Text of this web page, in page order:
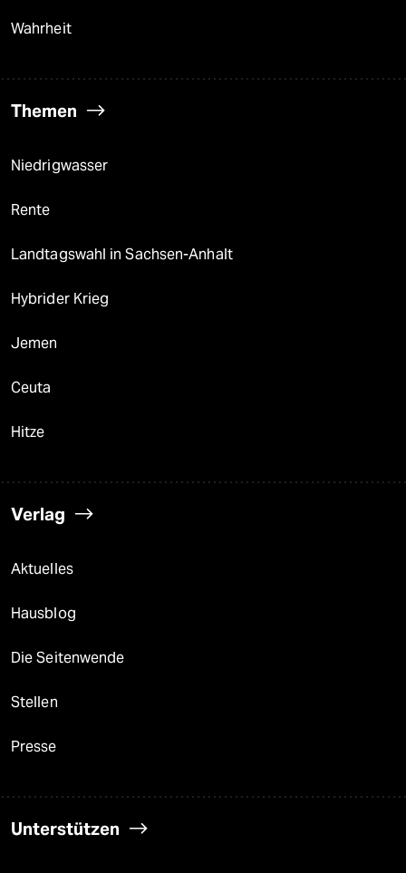
Wahrheit
Themen
Niedrigwasser
Rente
Landtagswahl in Sachsen-Anhalt
Hybrider Krieg
Jemen
Ceuta
Hitze
Verlag
Aktuelles
Hausblog
Die Seitenwende
Stellen
Presse
Unterstützen